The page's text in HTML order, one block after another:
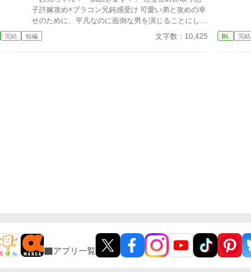
子許嫁攻め×ブラコン兄鈍感受け 可愛い弟と攻めの幸
せのために、平凡なのに面倒な男を演じることにした
受け。毎日の告白、束縛発言などを繰り広げ、上手く
いきそうになったため、やめたら、なんと…？ 攻め:
完結 短編 文字数：10,425 BL 完結
アプリ一覧